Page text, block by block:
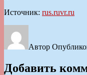
Источник: rus.ruvr.ru
Автор
Добавить